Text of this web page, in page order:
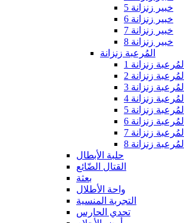
خبير زنزانة 5
خبير زنزانة 6
خبير زنزانة 7
خبير زنزانة 8
المُرعبة زنزانة
المُرعبة زنزانة 1
المُرعبة زنزانة 2
المُرعبة زنزانة 3
المُرعبة زنزانة 4
المُرعبة زنزانة 5
المُرعبة زنزانة 6
المُرعبة زنزانة 7
المُرعبة زنزانة 8
حلبة الأبطال
القتال الضّائع
بعثة
واحة الأطلال
التجربة المنسية
تحدي الحارس